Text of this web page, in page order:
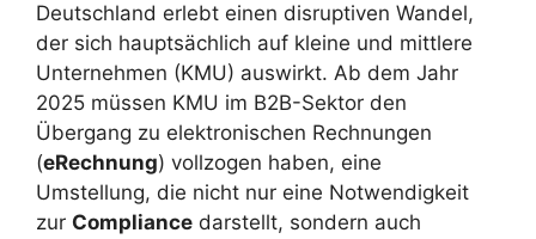
Deutschland erlebt einen disruptiven Wandel,
der sich hauptsächlich auf kleine und mittlere
Unternehmen (KMU) auswirkt. Ab dem Jahr
2025 müssen KMU im B2B-Sektor den
Übergang zu elektronischen Rechnungen
(eRechnung) vollzogen haben, eine
Umstellung, die nicht nur eine Notwendigkeit
zur Compliance darstellt, sondern auch